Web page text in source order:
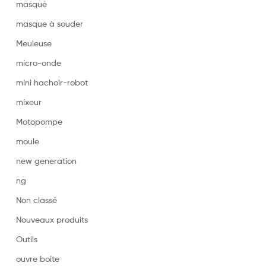
masque
masque à souder
Meuleuse
micro-onde
mini hachoir-robot
mixeur
Motopompe
moule
new generation
ng
Non classé
Nouveaux produits
Outils
ouvre boite